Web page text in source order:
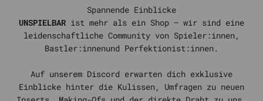
UNSPIELBAR ist mehr als ein Shop – wir sind eine
leidenschaftliche Community von Spieler:innen,
Bastler:innenund Perfektionist:innen.
Auf unserem Discord erwarten dich exklusive
Einblicke hinter die Kulissen, Umfragen zu neuen